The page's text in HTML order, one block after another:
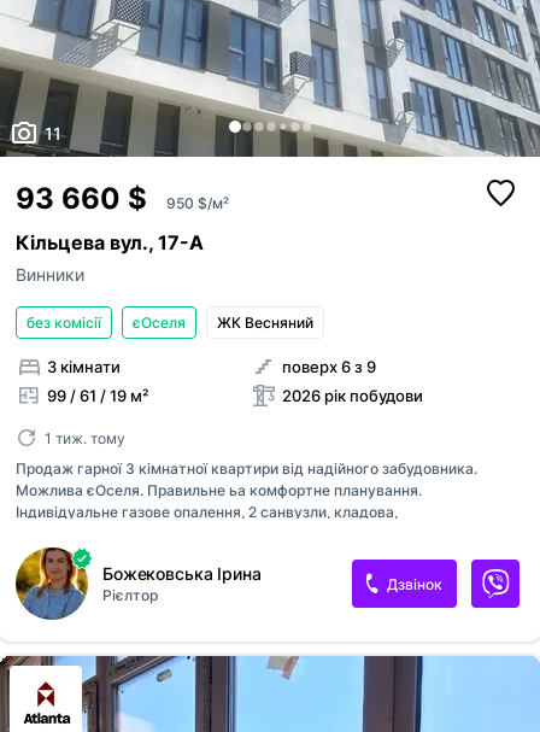
11
93 660 $ 950 $/м²
Кільцева вул., 17-А
Винники
без комісії єОселя ЖК Весняний
3 кімнати
99 / 61 / 19 м²
поверх 6 з 9
2026 рік побудови
1 тиж. тому
Продаж гарної 3 кімнатної квартири від надійного забудовника.
Можлива єОселя. Правильне ьа комфортне планування.
Індивідуальне газове опалення, 2 санвузли, кладова,
контурний котел, вікна 6 камерний поофіль 2 камениц склопакет,
добротні вхідні двері з млф накланками, всі лічильники з
автоматичною передачею даних, корзини під кондиціонер, гостьовий
та підземний паркінг, двір закритий без авто, дитячий та спортивний
майданчик. До центральної частини 20 хв. Поруч кінцева 40
маршрутки, школи, супермаркет. Запланова здача - березень 2027
Божековська Ірина
Рієлтор
Дзвінок